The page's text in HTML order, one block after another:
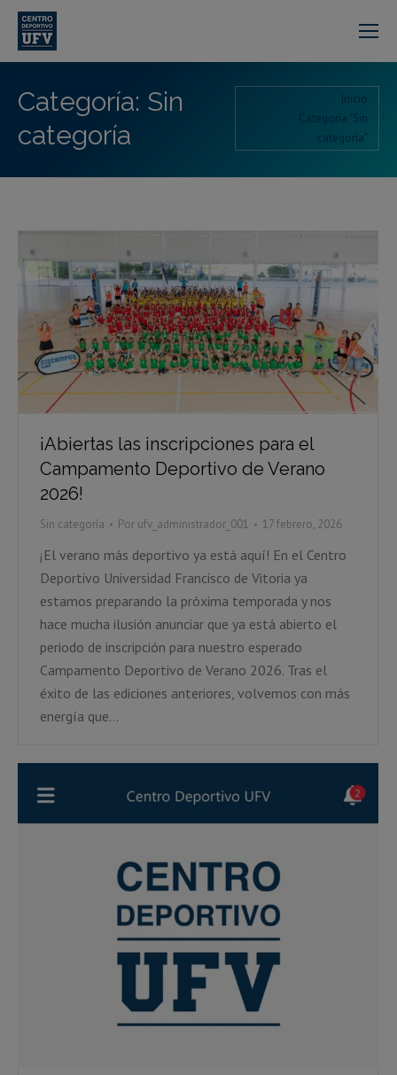
Categoría: Sin
categoría
Inicio
Categoría "Sin
categoría"
¡Abiertas las inscripciones para el
Campamento Deportivo de Verano
2026!
Sin categoría Por ufv_administrador_001 17 febrero, 2026
¡El verano más deportivo ya está aquí! En el Centro
Deportivo Universidad Francisco de Vitoria ya
estamos preparando la próxima temporada y nos
hace mucha ilusión anunciar que ya está abierto el
periodo de inscripción para nuestro esperado
Campamento Deportivo de Verano 2026. Tras el
éxito de las ediciones anteriores, volvemos con más
energía que…